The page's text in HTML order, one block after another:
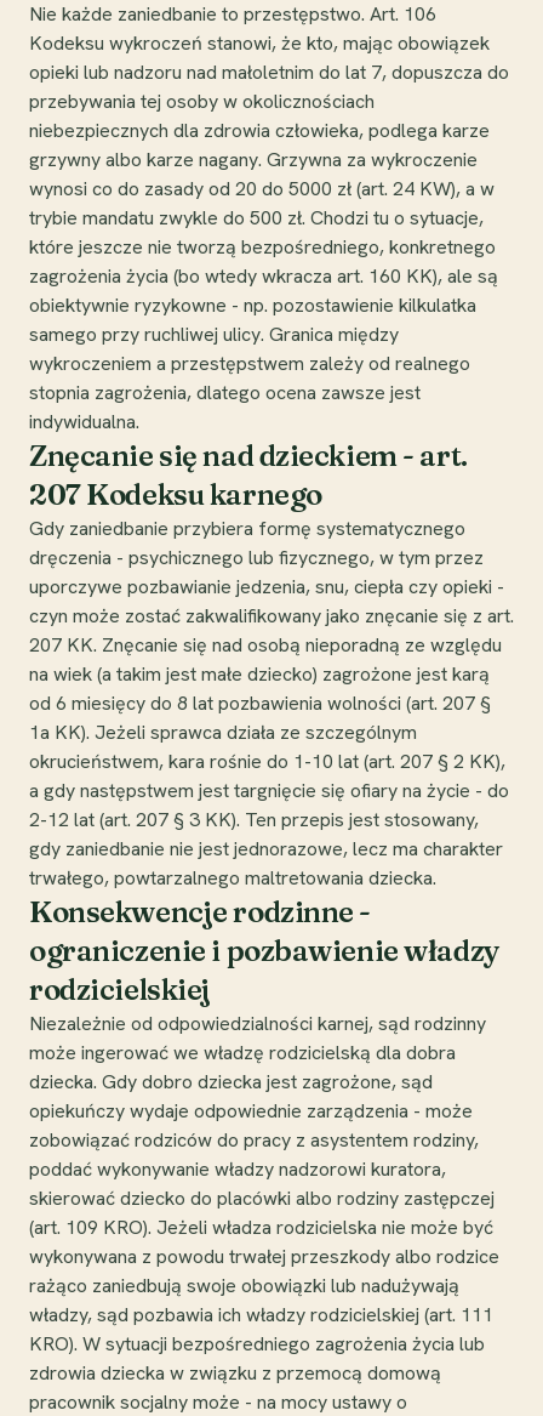
Nie każde zaniedbanie to przestępstwo. Art. 106
Kodeksu wykroczeń stanowi, że kto, mając obowiązek
opieki lub nadzoru nad małoletnim do lat 7, dopuszcza do
przebywania tej osoby w okolicznościach
niebezpiecznych dla zdrowia człowieka, podlega karze
grzywny albo karze nagany. Grzywna za wykroczenie
wynosi co do zasady od 20 do 5000 zł (art. 24 KW), a w
trybie mandatu zwykle do 500 zł. Chodzi tu o sytuacje,
które jeszcze nie tworzą bezpośredniego, konkretnego
zagrożenia życia (bo wtedy wkracza art. 160 KK), ale są
obiektywnie ryzykowne - np. pozostawienie kilkulatka
samego przy ruchliwej ulicy. Granica między
wykroczeniem a przestępstwem zależy od realnego
stopnia zagrożenia, dlatego ocena zawsze jest
indywidualna.
Znęcanie się nad dzieckiem - art.
207 Kodeksu karnego
Gdy zaniedbanie przybiera formę systematycznego
dręczenia - psychicznego lub fizycznego, w tym przez
uporczywe pozbawianie jedzenia, snu, ciepła czy opieki -
czyn może zostać zakwalifikowany jako znęcanie się z art.
207 KK. Znęcanie się nad osobą nieporadną ze względu
na wiek (a takim jest małe dziecko) zagrożone jest karą
od 6 miesięcy do 8 lat pozbawienia wolności (art. 207 §
1a KK). Jeżeli sprawca działa ze szczególnym
okrucieństwem, kara rośnie do 1-10 lat (art. 207 § 2 KK),
a gdy następstwem jest targnięcie się ofiary na życie - do
2-12 lat (art. 207 § 3 KK). Ten przepis jest stosowany,
gdy zaniedbanie nie jest jednorazowe, lecz ma charakter
trwałego, powtarzalnego maltretowania dziecka.
Konsekwencje rodzinne -
ograniczenie i pozbawienie władzy
rodzicielskiej
Niezależnie od odpowiedzialności karnej, sąd rodzinny
może ingerować we władzę rodzicielską dla dobra
dziecka. Gdy dobro dziecka jest zagrożone, sąd
opiekuńczy wydaje odpowiednie zarządzenia - może
zobowiązać rodziców do pracy z asystentem rodziny,
poddać wykonywanie władzy nadzorowi kuratora,
skierować dziecko do placówki albo rodziny zastępczej
(art. 109 KRO). Jeżeli władza rodzicielska nie może być
wykonywana z powodu trwałej przeszkody albo rodzice
rażąco zaniedbują swoje obowiązki lub nadużywają
władzy, sąd pozbawia ich władzy rodzicielskiej (art. 111
KRO). W sytuacji bezpośredniego zagrożenia życia lub
zdrowia dziecka w związku z przemocą domową
pracownik socjalny może - na mocy ustawy o